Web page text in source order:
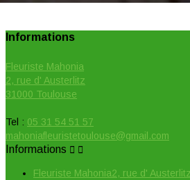
Informations
Fleuriste Mahonia
2, rue d' Austerlitz
31000 Toulouse
Tel : 05 31 54 51 57
mahoniafleuristetoulouse@gmail.com
Informations  
Fleuriste Mahonia2, rue d'